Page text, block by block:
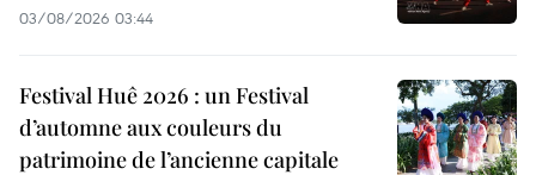
03/08/2026 03:44
Festival Huê 2026 : un Festival
d’automne aux couleurs du
patrimoine de l’ancienne capitale